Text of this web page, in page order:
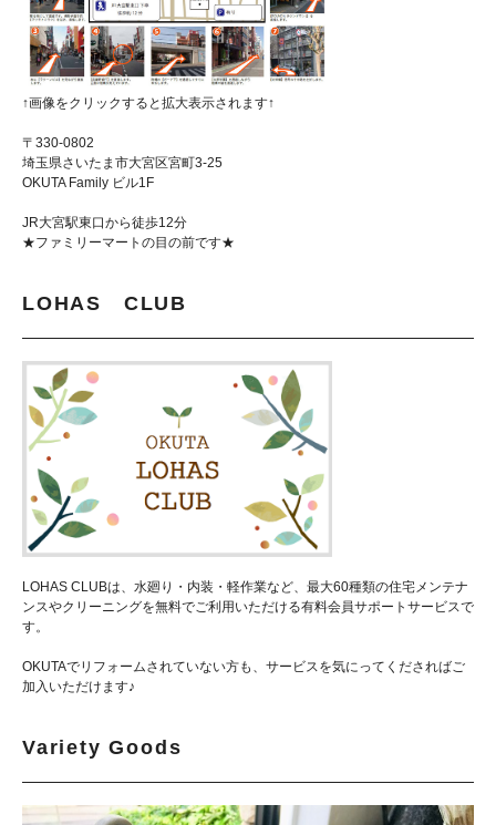
↑画像をクリックすると拡大表示されます↑
〒330-0802
埼玉県さいたま市大宮区宮町3-25
OKUTA Family ビル1F
JR大宮駅東口から徒歩12分
★ファミリーマートの目の前です★
LOHAS CLUB
LOHAS CLUBは、水廻り・内装・軽作業など、最大60種類の住宅メンテナ
ンスやクリーニングを無料でご利用いただける有料会員サポートサービスで
す。
OKUTAでリフォームされていない方も、サービスを気にってくださればご
加入いただけます♪
Variety Goods